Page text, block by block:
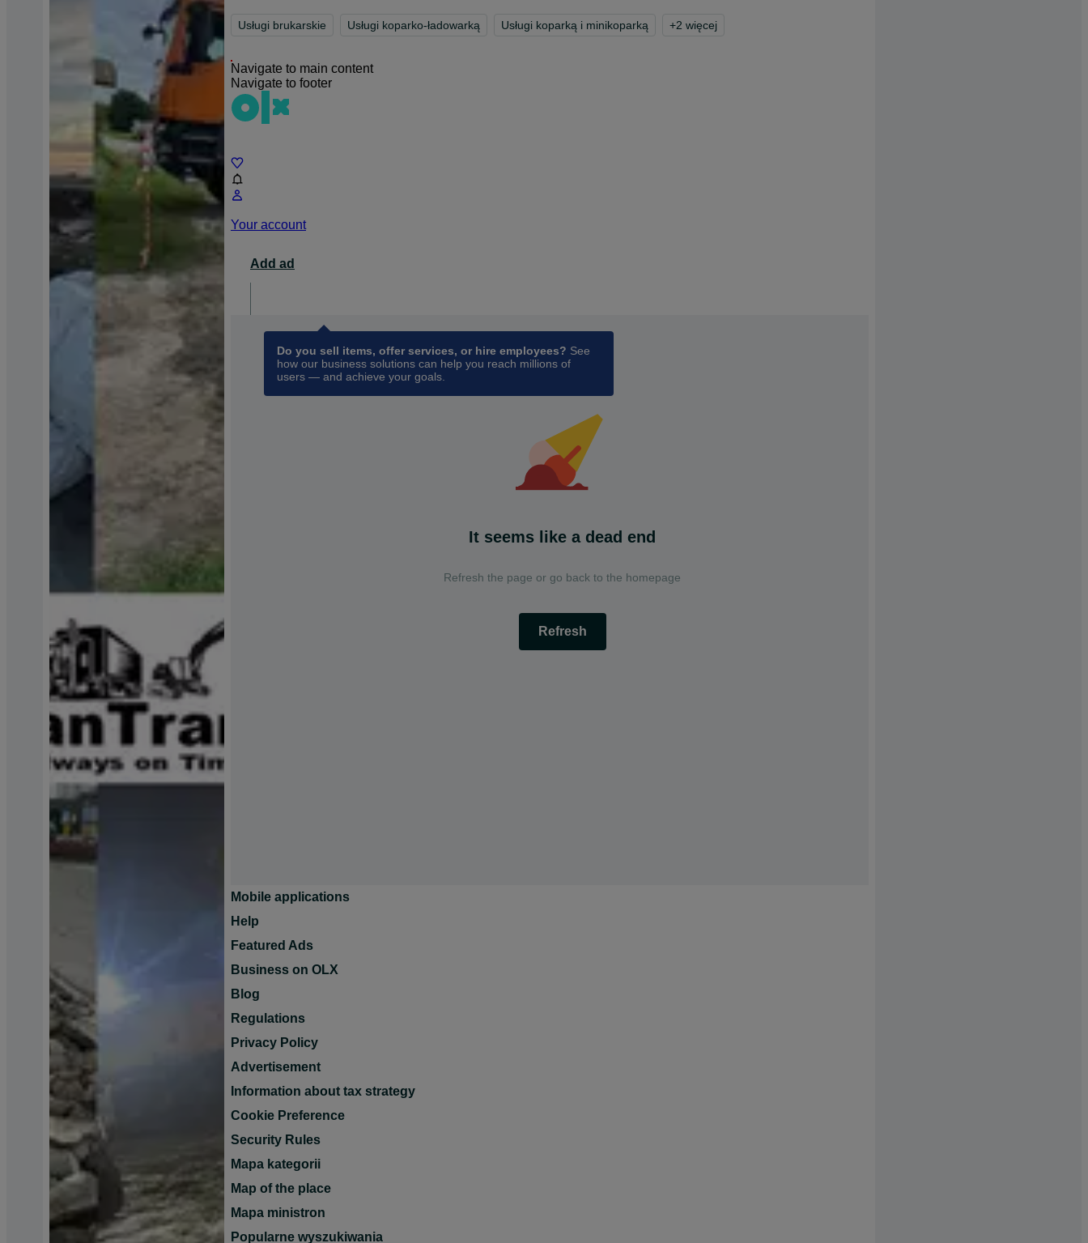
Usługi brukarskie Usługi koparko-ładowarką Usługi koparką i minikoparką +2 więcej
Navigate to main content
Navigate to footer
Your account
Add ad
Do you sell items, offer services, or hire employees? See
how our business solutions can help you reach millions of
users — and achieve your goals.
It seems like a dead end
Refresh the page or go back to the homepage
Refresh
Mobile applications
Help
Featured Ads
Business on OLX
Blog
Regulations
Privacy Policy
Advertisement
Information about tax strategy
Cookie Preference
Security Rules
Mapa kategorii
Map of the place
Mapa ministron
Popularne wyszukiwania